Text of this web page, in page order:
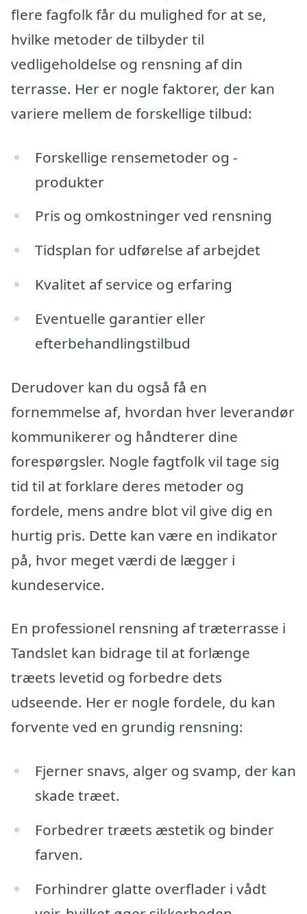
flere fagfolk får du mulighed for at se,
hvilke metoder de tilbyder til
vedligeholdelse og rensning af din
terrasse. Her er nogle faktorer, der kan
variere mellem de forskellige tilbud:
Forskellige rensemetoder og -
produkter
Pris og omkostninger ved rensning
Tidsplan for udførelse af arbejdet
Kvalitet af service og erfaring
Eventuelle garantier eller
efterbehandlingstilbud
Derudover kan du også få en
fornemmelse af, hvordan hver leverandør
kommunikerer og håndterer dine
forespørgsler. Nogle fagtfolk vil tage sig
tid til at forklare deres metoder og
fordele, mens andre blot vil give dig en
hurtig pris. Dette kan være en indikator
på, hvor meget værdi de lægger i
kundeservice.
En professionel rensning af træterrasse i
Tandslet kan bidrage til at forlænge
træets levetid og forbedre dets
udseende. Her er nogle fordele, du kan
forvente ved en grundig rensning:
Fjerner snavs, alger og svamp, der kan
skade træet.
Forbedrer træets æstetik og binder
farven.
Forhindrer glatte overflader i vådt